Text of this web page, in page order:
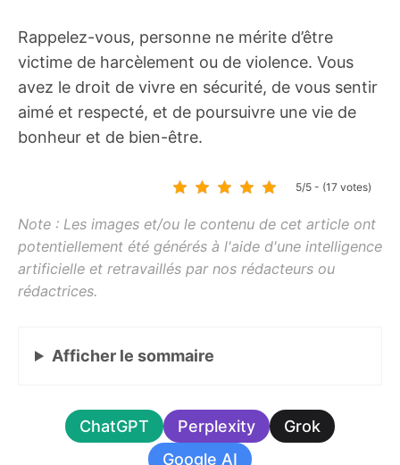
Rappelez-vous, personne ne mérite d’être
victime de harcèlement ou de violence. Vous
avez le droit de vivre en sécurité, de vous sentir
aimé et respecté, et de poursuivre une vie de
bonheur et de bien-être.
5/5 - (17 votes)
Afficher le sommaire
ChatGPT Perplexity
Grok
Google AI